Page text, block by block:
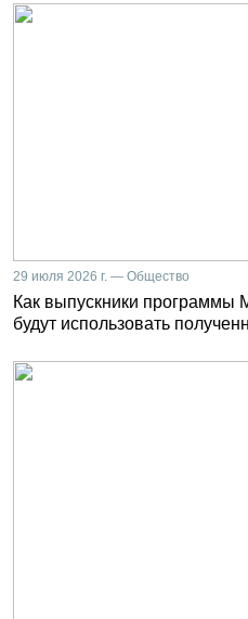
29 июля 2026 г. — Общество
Как выпускники программы
будут использовать